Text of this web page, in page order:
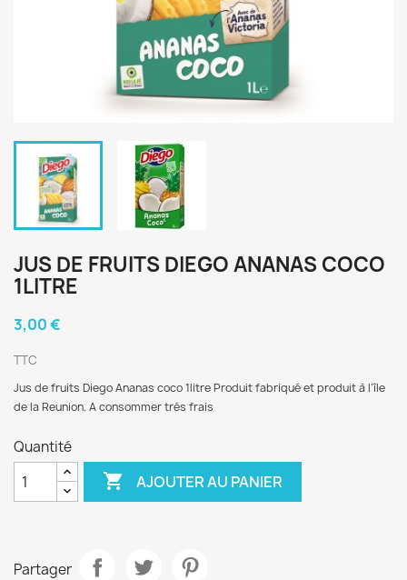
JUS DE FRUITS DIEGO ANANAS COCO
1LITRE
3,00 €
TTC
Jus de fruits Diego Ananas coco 1litre Produit fabriqué et produit à l’île
de la Reunion. A consommer trés frais
Quantité
 AJOUTER AU PANIER
Partager